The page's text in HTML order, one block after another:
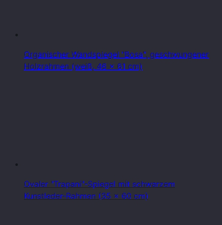
Organischer Wandspiegel "Bosa", geschwungener
Holzrahmen (weiß, 46 x 61 cm)
Ovaler "Trapani"-Spiegel mit schwarzem
Kunstleder-Rahmen (35 x 60 cm)